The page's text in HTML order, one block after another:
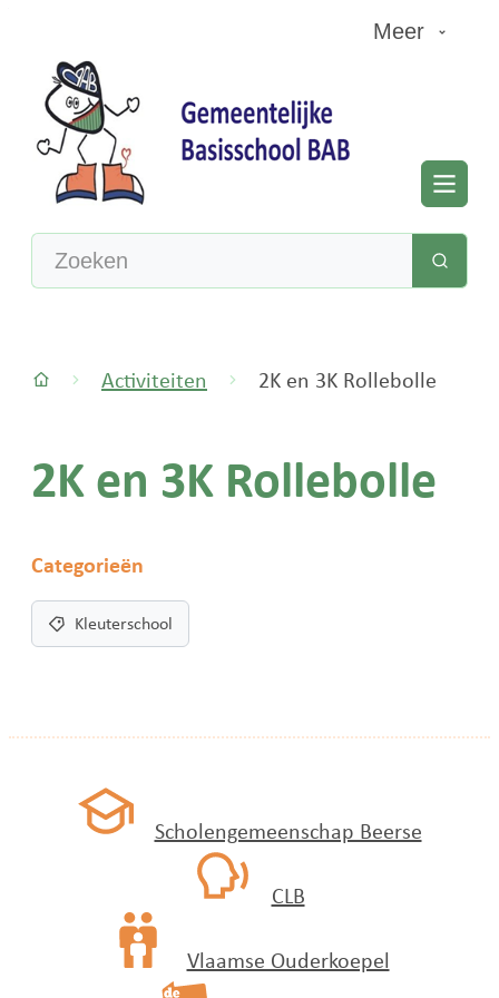
Meer
Basisschool Albertstraat Beerse
Waarmee kunnen we jou helpen?
StartpaginaActiviteiten 2K en 3K Rollebolle
2K en 3K Rollebolle
Categorieën
Kleuterschool
Scholengemeenschap Beerse
CLB
Vlaamse Ouderkoepel